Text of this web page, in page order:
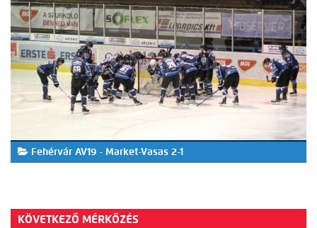
Fehérvár AV19 - Market-Vasas 2-1
KÖVETKEZŐ MÉRKŐZÉS